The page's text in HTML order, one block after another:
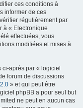
ces conditions à
informer de ces
régulièrement par
à « Electronique
effectuées, vous
modifiées et mises à
après par « logiciel
forum de discussions
» et qui peut être
phpBB a pour seul but
ne peut en aucun cas